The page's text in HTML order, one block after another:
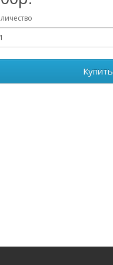
Купить